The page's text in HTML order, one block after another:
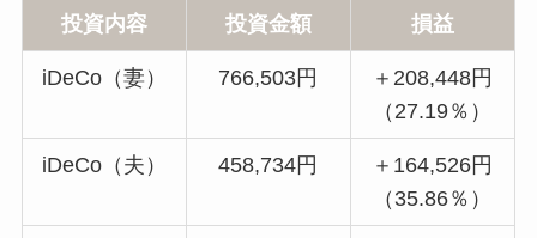
投資内容 投資金額 損益
iDeCo（妻） 766,503円
＋208,448円
（27.19％）
iDeCo（夫） 458,734円
＋164,526円
（35.86％）